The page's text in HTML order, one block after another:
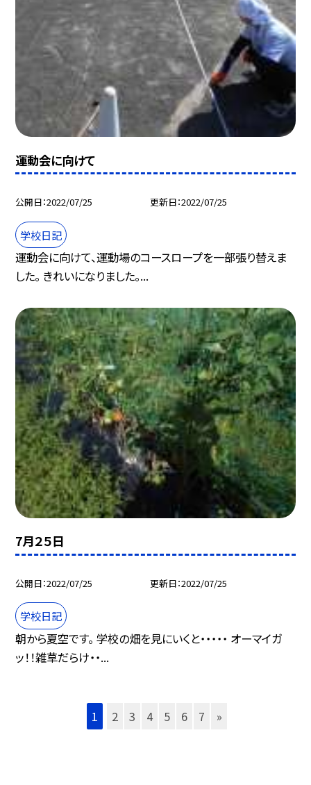
運動会に向けて
公開日 2022/07/25 更新日 2022/07/25
学校日記
運動会に向けて、運動場のコースロープを一部張り替えま
した。 きれいになりました。...
7月２５日
公開日 2022/07/25 更新日 2022/07/25
学校日記
朝から夏空です。 学校の畑を見にいくと・・・・・ オーマイガ
ッ！！雑草だらけ・・...
1 2 3 4 5 6 7 »